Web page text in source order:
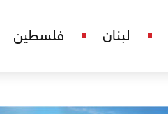
لبنان فلسطين